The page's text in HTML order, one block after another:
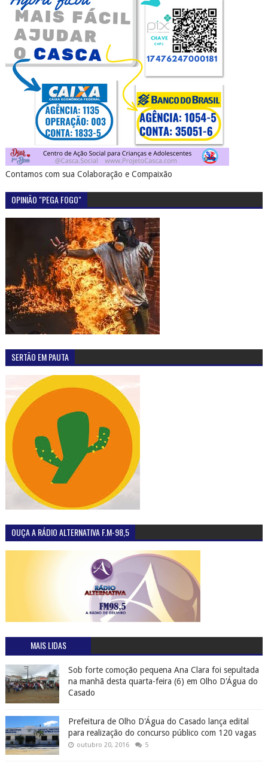
Contamos com sua Colaboração e Compaixão
OPINIÃO "PEGA FOGO"
SERTÃO EM PAUTA
OUÇA A RÁDIO ALTERNATIVA F.M-98,5
MAIS LIDAS
Sob forte comoção pequena Ana Clara foi sepultada
na manhã desta quarta-feira (6) em Olho D'Água do
Casado
Prefeitura de Olho D'Água do Casado lança edital
para realização do concurso público com 120 vagas
outubro 20, 2016 5